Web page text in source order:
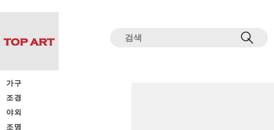
가구
조경
야외
조명